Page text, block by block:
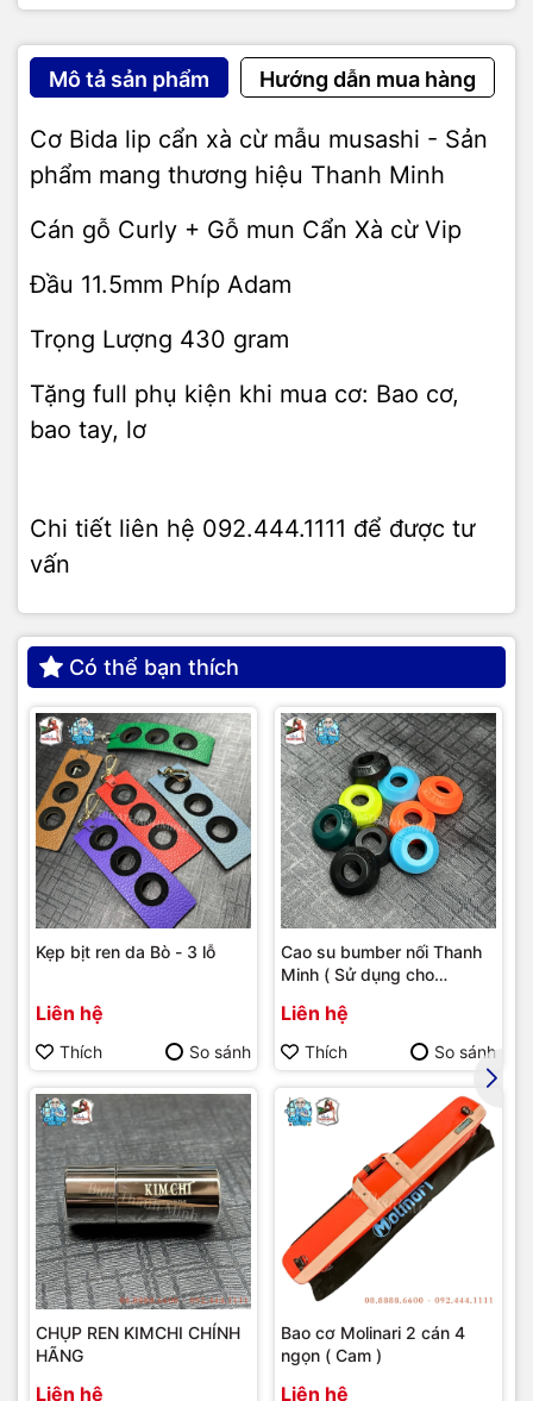
Mô tả sản phẩm Hướng dẫn mua hàng
Cơ Bida lip cẩn xà cừ mẫu musashi - Sản
phẩm mang thương hiệu Thanh Minh
Cán gỗ Curly + Gỗ mun Cẩn Xà cừ Vip
Đầu 11.5mm Phíp Adam
Trọng Lượng 430 gram
Tặng full phụ kiện khi mua cơ: Bao cơ,
bao tay, lơ
Chi tiết liên hệ 092.444.1111 để được tư
vấn
Có thể bạn thích
Kẹp bịt ren da Bò - 3 lỗ
Liên hệ
Thích So sánh
Cao su bumber nối Thanh
Minh ( Sử dụng cho
Liên hệ
Thích So sánh
CHỤP REN KIMCHI CHÍNH
HÃNG
Liên hệ
Bao cơ Molinari 2 cán 4
ngọn ( Cam )
Liên hệ